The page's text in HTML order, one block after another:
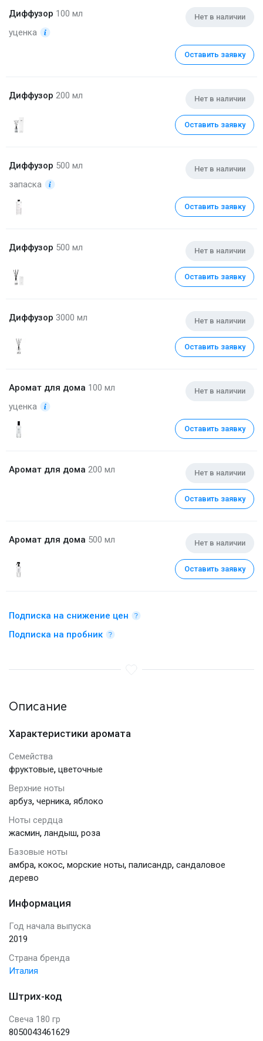
Диффузор 100 мл
уценка
Нет в наличии
Оставить заявку
Диффузор 200 мл Нет в наличии
Оставить заявку
Диффузор 500 мл
запаска
Нет в наличии
Оставить заявку
Диффузор 500 мл Нет в наличии
Оставить заявку
Диффузор 3000 мл Нет в наличии
Оставить заявку
Аромат для дома 100 мл
уценка
Нет в наличии
Оставить заявку
Аромат для дома 200 мл Нет в наличии
Оставить заявку
Аромат для дома 500 мл Нет в наличии
Оставить заявку
Подписка на снижение цен
Подписка на пробник
Описание
Характеристики аромата
Семейства
фруктовые, цветочные
Верхние ноты
арбуз, черника, яблоко
Ноты сердца
жасмин, ландыш, роза
Базовые ноты
амбра, кокос, морские ноты, палисандр, сандаловое
дерево
Информация
Год начала выпуска
2019
Страна бренда
Италия
Штрих-код
Свеча 180 гр
8050043461629